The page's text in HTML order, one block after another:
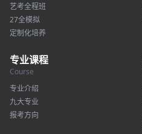
艺考全程班
27全模拟
定制化培养
专业课程
Course
专业介绍
九大专业
报考方向